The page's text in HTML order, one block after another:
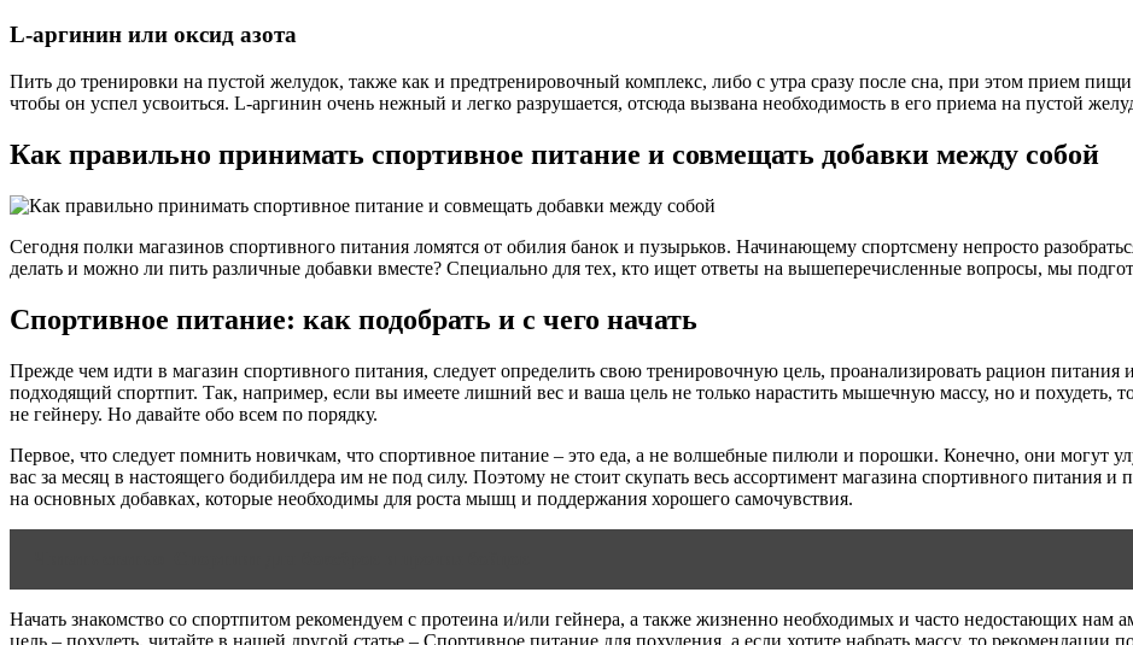
L-аргинин или оксид азота
Пить до тренировки на пустой желудок, также как и предтренировочный комплекс, либо с утра сразу после сна, при этом прием
чтобы он успел усвоиться. L-аргинин очень нежный и легко разрушается, отсюда вызвана необходимость в его приема на пустой
Как правильно принимать спортивное питание и совмещать добавки между собой
Сегодня полки магазинов спортивного питания ломятся от обилия банок и пузырьков. Начинающему спортсмену непросто
делать и можно ли пить различные добавки вместе? Специально для тех, кто ищет ответы на вышеперечисленные вопросы, мы
Спортивное питание: как подобрать и с чего начать
Прежде чем идти в магазин спортивного питания, следует определить свою тренировочную цель, проанализировать рацион
подходящий спортпит. Так, например, если вы имеете лишний вес и ваша цель не только нарастить мышечную массу, но и похудеть,
не гейнеру. Но давайте обо всем по порядку.
Первое, что следует помнить новичкам, что спортивное питание – это еда, а не волшебные пилюли и порошки. Конечно, они могут
вас за месяц в настоящего бодибилдера им не под силу. Поэтому не стоит скупать весь ассортимент магазина спортивного питания
на основных добавках, которые необходимы для роста мышц и поддержания хорошего самочувствия.
Начать знакомство со спортпитом рекомендуем с протеина и/или гейнера, а также жизненно необходимых и часто недостающих нам
цель – похудеть, читайте в нашей другой статье – Спортивное питание для похудения, а если хотите набрать массу, то рекомендации